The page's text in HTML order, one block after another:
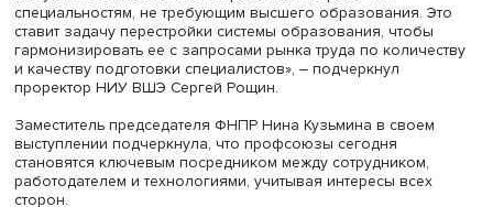
В колледжах России учатся 3,9 млн студентов. Эти
цифры достигнуты впервые за 50 лет. В 2025 году
порядка 1,3 млн ребят. Министр просвещения РФ Сергей
Кравцов напомнил, что Президент России Владимир
поставил цель к 2028 году подготовить 1 млн
квалифицированных рабочих кадров.
«Благодаря прогнозу рынка труда появился реальный